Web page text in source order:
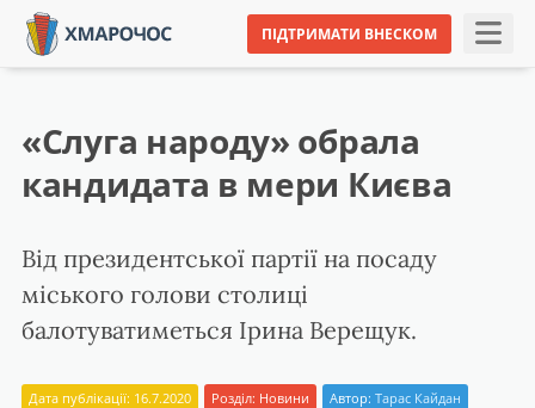
ПІДТРИМАТИ ВНЕСКОМ
«Слуга народу» обрала
кандидата в мери Києва
Від президентської партії на посаду
міського голови столиці
балотуватиметься Ірина Верещук.
Дата публікації: 16.7.2020 Розділ: Новини Автор: Тарас Кайдан